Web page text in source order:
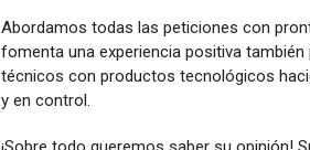
Abordamos todas las peticiones con
fomenta una experiencia positiva
técnicos con productos tecnológicos
y en control.